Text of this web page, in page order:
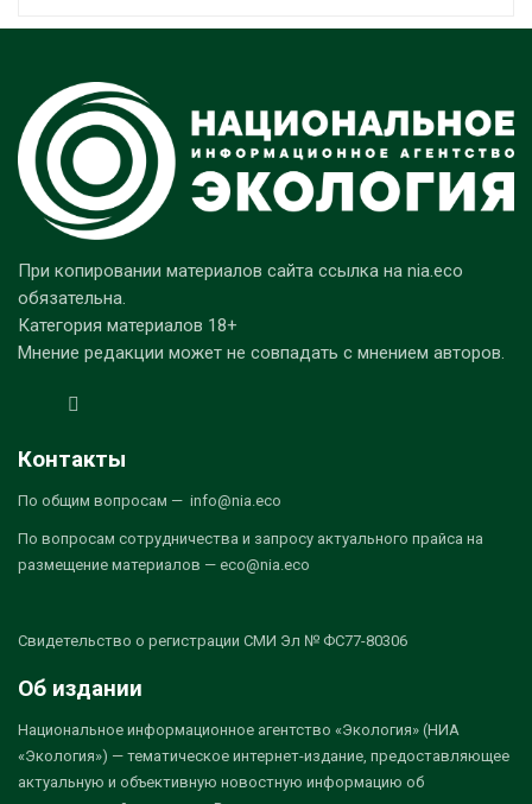
При копировании материалов сайта ссылка на nia.eco
обязательна.
Категория материалов 18+
Мнение редакции может не совпадать с мнением авторов.
Контакты
По общим вопросам — info@nia.eco
По вопросам сотрудничества и запросу актуального прайса на
размещение материалов — eco@nia.eco
Свидетельство о регистрации СМИ Эл № ФС77-80306
Об издании
Национальное информационное агентство «Экология» (НИА
«Экология») — тематическое интернет-издание, предоставляющее
актуальную и объективную новостную информацию об